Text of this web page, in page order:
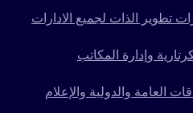
تطوير الذات لجميع الادارات
وإدارة المكاتب
العامة والدولية والإعلام